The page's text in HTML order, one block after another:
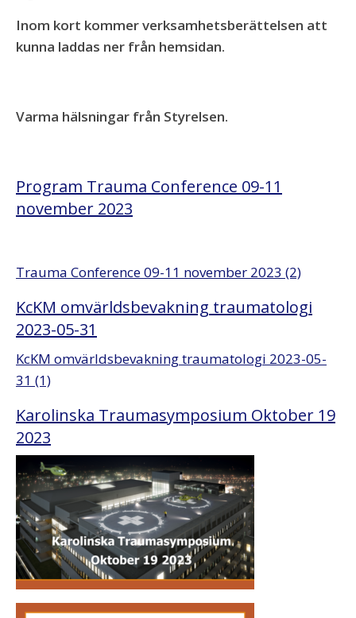
Inom kort kommer verksamhetsberättelsen att
kunna laddas ner från hemsidan.
Varma hälsningar från Styrelsen.
Program Trauma Conference 09-11
november 2023
Trauma Conference 09-11 november 2023 (2)
KcKM omvärldsbevakning traumatologi
2023-05-31
KcKM omvärldsbevakning traumatologi 2023-05-
31 (1)
Karolinska Traumasymposium Oktober 19
2023